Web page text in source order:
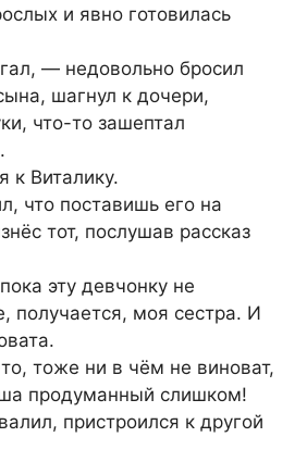
и явно готовилась
— недовольно бросил
шагнул к дочери,
что-то зашептал
к Виталику.
что поставишь его на
тот, послушав рассказ
эту девчонку не
получается, моя сестра. И
тоже ни в чём не виноват,
продуманный слишком!
пристроился к другой